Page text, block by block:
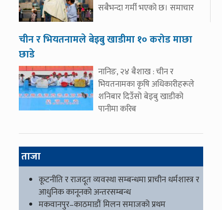
सबैभन्दा गर्मी भएको छ। समाचार
चीन र भियतनामले बेइबु खाडीमा १० करोड माछा
छाडे
नानिङ, २४ बैशाख : चीन र
भियतनामका कृषि अधिकारीहरूले
शनिबार दिउँसो बेइबु खाडीको
पानीमा करिब
ताजा
कूटनीति र राजदूत व्यवस्था सम्बन्धमा प्राचीन धर्मशास्त्र र
आधुनिक कानूनको अन्तरसम्बन्ध
मकवानपुर–काठमाडौं मिलन समाजको प्रथम